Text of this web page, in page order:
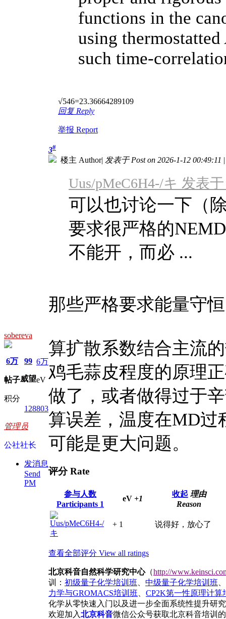
functions in the
using
such time-
√546=23.36664289109
回复 Reply
举报 Report
sobereva
6万
帖子
99
威望
6万
eV
积分
128803
管理员
公社社长
发消息
Send
PM
3#
楼主 Author| 发表于 Post on 2026-1-12 00:49:11 |
Uus/pMeC6H4-/キ 发表于
可以也讨论一下（
要求很严格的
不能开，而必 ...
那些严格要求能量守
算扩散系数结合主流
鸡毛蒜皮程度的原理
做了，或者做得过于
算误差，温度在MD过
可能是更大问题。
评分 Rate
参与人数
Participants 1
eV +1
收起 理由
Reason
Uus/pMeC6H4-/
キ
+ 1 说得好，放心了
查看全部评分 View all ratings
北京科音自然科学研究中心（http://
训： 初级量子化学培训班 中级量子化学培训班
力学与GROMACS培训班
CP2K第一性原理计算
化学从零快速入门以及进一步全面系统性提升研
欢迎加入北京科音微信公众号获取北京科音培训